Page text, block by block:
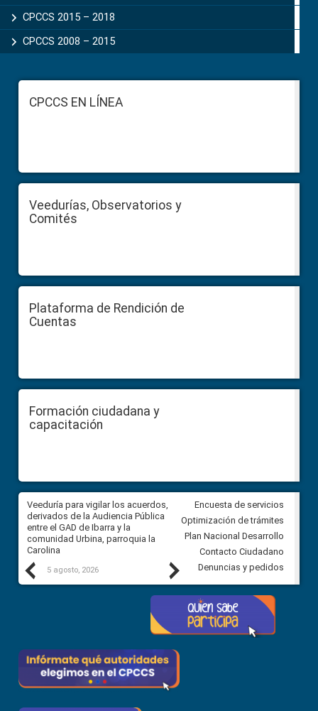
CPCCS 2015 – 2018
CPCCS 2008 – 2015
FooterCPCCS EN LÍNEA
Veedurías, Observatorios y
Comités
Plataforma de Rendición de
Cuentas
Formación ciudadana y
capacitación
Previous
Veeduría para vigilar los acuerdos,
derivados de la Audiencia Pública
entre el GAD de Ibarra y la
comunidad Urbina, parroquia la
Carolina
5 agosto, 2026
CPCCS convoca a Veeduría
Ciudadana para vigilar el
5 agosto, 2026
Next
Encuesta de servicios
Optimización de trámites
Plan Nacional Desarrollo
Contacto Ciudadano
Denuncias y pedidos